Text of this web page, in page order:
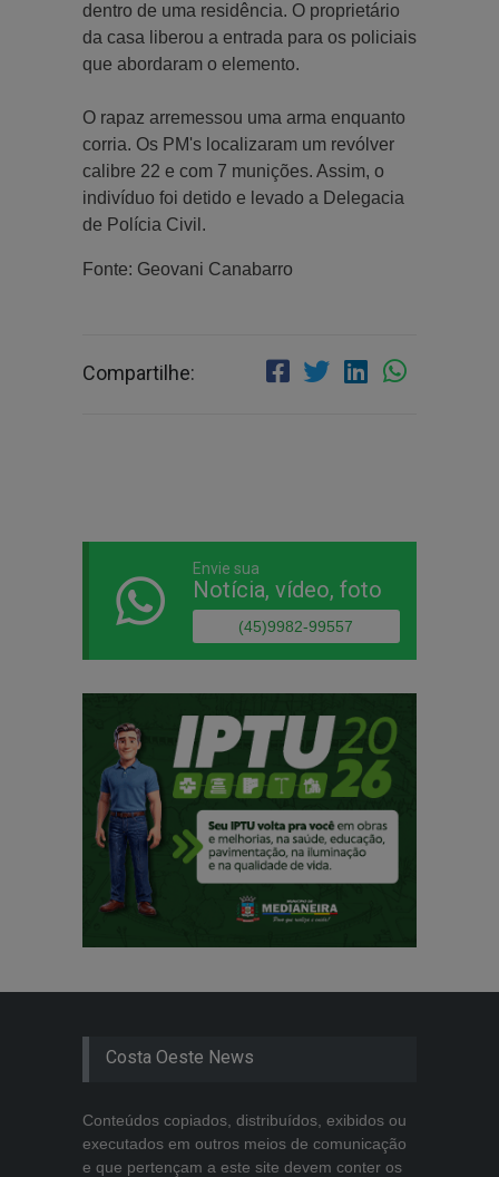
dentro de uma residência. O proprietário
da casa liberou a entrada para os policiais
que abordaram o elemento.
O rapaz arremessou uma arma enquanto
corria. Os PM's localizaram um revólver
calibre 22 e com 7 munições. Assim, o
indivíduo foi detido e levado a Delegacia
de Polícia Civil.
Fonte: Geovani Canabarro
Compartilhe:
Envie sua
Notícia, vídeo, foto
(45)9982-99557
Costa Oeste News
Conteúdos copiados, distribuídos, exibidos ou
executados em outros meios de comunicação
e que pertençam a este site devem conter os